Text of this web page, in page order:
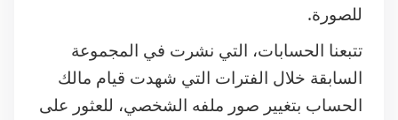
للصورة.
تتبعنا الحسابات، التي نشرت في المجموعة
السابقة خلال الفترات التي شهدت قيام مالك
الحساب بتغيير صور ملفه الشخصي، للعثور على